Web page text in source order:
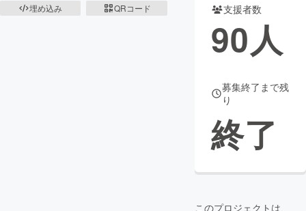
埋め込み
QRコード 支援者数
90人
募集終了まで残
り
終了
このプロジェクトは、